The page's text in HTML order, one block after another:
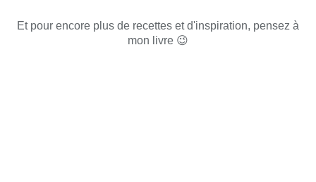
Et pour encore plus de recettes et d'inspiration, pensez à
mon livre 😉